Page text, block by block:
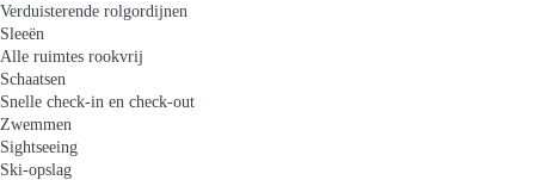
Verduisterende rolgordijnen
Sleeën
Alle ruimtes rookvrij
Schaatsen
Snelle check-in en check-out
Zwemmen
Sightseeing
Ski-opslag